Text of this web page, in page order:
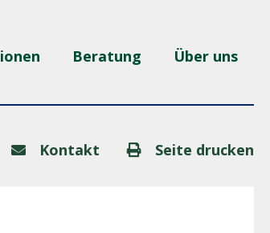
Beratung Über uns
Kontakt Seite drucken